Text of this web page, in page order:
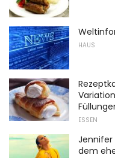
HAUS
ESSEN
Jennifer
dem